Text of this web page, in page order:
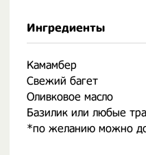
Ингредиенты
Камамбер
Свежий багет
Оливковое масло
Базилик или любые
*по желанию можно